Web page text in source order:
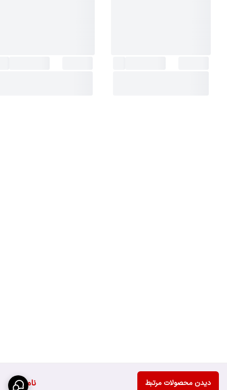
ناموجود دیدن محصولات مرتبط